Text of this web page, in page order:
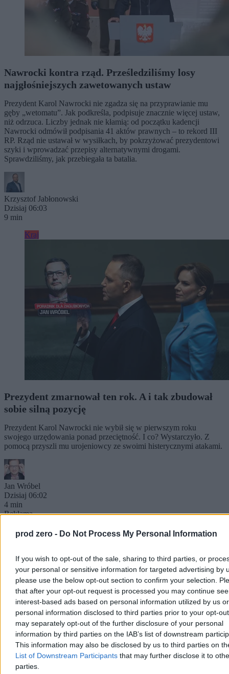
prod zero - Do Not Process My Personal Information
If you wish to opt-out of the sale, sharing to third parties, or
your personal or sensitive information for targeted advertising by
please use the below opt-out section to confirm your selection.
that after your opt-out request is processed you may continue
interest-based ads based on personal information utilized by us or
personal information disclosed to third parties prior to your opt-
may separately opt-out of the further disclosure of your personal
information by third parties on the IAB’s list of downstream
This information may also be disclosed by us to third parties on
List of Downstream Participants that may further disclose it to
parties.
Nawrocki kontra rząd. Prześledziliśmy losy
najgłośniejszych zawetowanych ustaw
Prezydent Karol Nawrocki nie zgadza się na przyprawianie mu
gęby „wetomatu”. Jak podkreśla, podpisuje znacznie więcej ustaw,
niż odrzuca. Liczby jednak nie kłamią: od początku kadencji
Nawrocki odmówił podpisania 41 aktów prawnych – to rekord III
RP. Rząd nie ustawał w wysiłkach, by pokrzyżować prezydentowi
szyki i wprowadzać przepisy alternatywnymi drogami.
Sprawdziliśmy, jak przebiegała ta batalia.
Krzysztof Jabłonowski
Dzisiaj 06:03
9 min
Kraj
Prezydent zmarnował ten rok. A i tak zbudował
sobie silną pozycję
Prezydent Karol Nawrocki nie wybił się w pierwszym roku
swojego urzędowania ponad przeciętność. I co? Wystarczyło. Z
pomocą przyszli mu urojeniowcy ze swoimi histerycznymi atakami.
Jan Wróbel
Dzisiaj 06:02
4 min
Reklama
Kraj